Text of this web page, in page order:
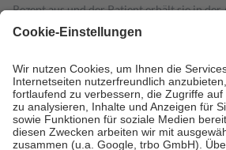
Rezept aus und der Patient erhält sie in der
gesetzliche Krankenversicherung
Kosten dafür, der Versicherte trägt einen
Grundsätzlich leisten Mitglieder
Prozent des Abgabepreises,mindestens
höchstens zehn Euro.Es sind jedoch nie
Kosten der Leistung zu entrichten.
Diese Regeln gelten grundsätzlich auch